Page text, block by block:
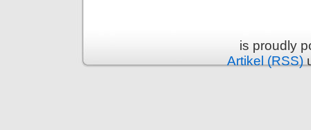
is proudly
Artikel (RSS)